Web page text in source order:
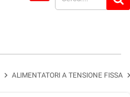
chevron_right ALIMENTATORI A TENSIONE FISSA